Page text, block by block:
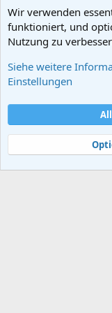
Das Mongolenreich
Hilfe und Impressum
Community platform by
Wir verwenden
funktioniert, und
Nutzung zu
Siehe weitere
Einstellungen